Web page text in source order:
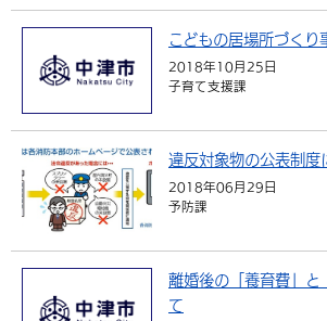
よみあげる
中国語（繁体字）
組織案内
保険・年
福祉・介護
環境・衛生 生涯学習
選挙
入札・契約
農林水産業 税金
都市整備
子育て・教育
施設情報 子どもを
手当・助成
相談・支援・情報
観光・移住
観光なび スポット
遊ぶ・体験する
買う・おみやげ 四季のイ
移住・定住
市政情報
中津市について
地方創生・地域活性化 広報・広聴
行政・計画
こどもの居場所づくり
2018年10月25日
子育て支援課
違反対象物の公表制度
2018年06月29日
予防課
離婚後の「養育費」と
て